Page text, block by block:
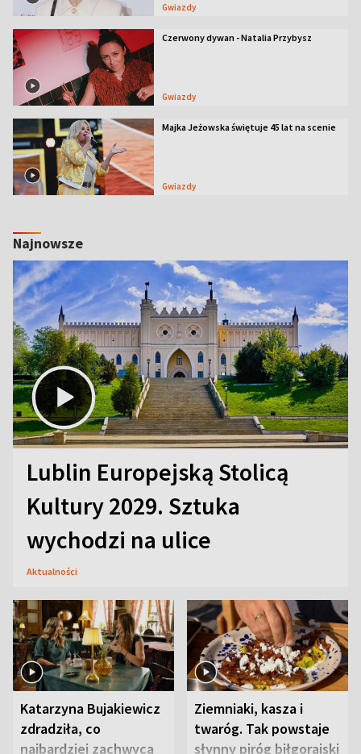
Gwiazdy
Czerwony dywan - Natalia Przybysz
Gwiazdy
Majka Jeżowska świętuje 45 lat na scenie
Gwiazdy
Najnowsze
Lublin Europejską Stolicą
Kultury 2029. Sztuka
wychodzi na ulice
Aktualności
Katarzyna Bujakiewicz
zdradziła, co
najbardziej zachwyca
Ziemniaki, kasza i
twaróg. Tak powstaje
słynny piróg biłgorajski